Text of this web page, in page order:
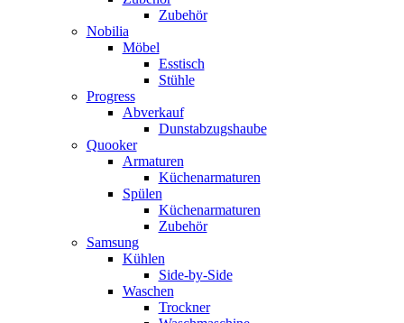
Zubehör
Nobilia
Möbel
Esstisch
Stühle
Progress
Abverkauf
Dunstabzugshaube
Quooker
Armaturen
Küchenarmaturen
Spülen
Küchenarmaturen
Zubehör
Samsung
Kühlen
Side-by-Side
Waschen
Trockner